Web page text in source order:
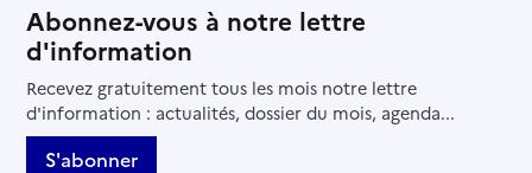
Abonnez-vous à notre lettre
d'information
Recevez gratuitement tous les mois notre lettre
d'information : actualités, dossier du mois, agenda...
S'abonner